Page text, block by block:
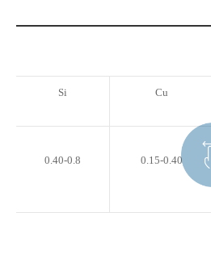
Si Cu
0.40-0.8 0.15-0.40